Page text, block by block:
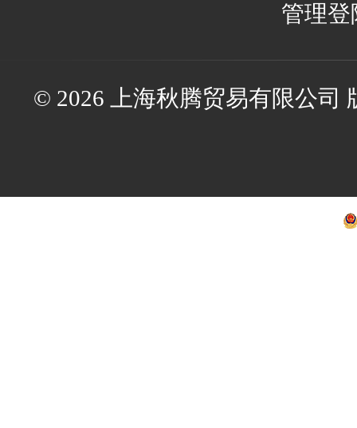
管理登
© 2026 上海秋腾贸易有限公司